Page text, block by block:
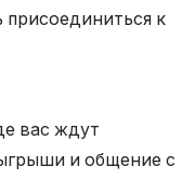
присоединиться к
вас ждут
и общение с